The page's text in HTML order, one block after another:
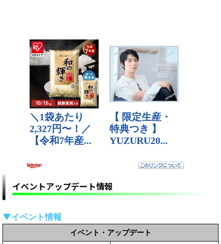
イベントアップデート情報
▼イベント情報
イベント・アップデート